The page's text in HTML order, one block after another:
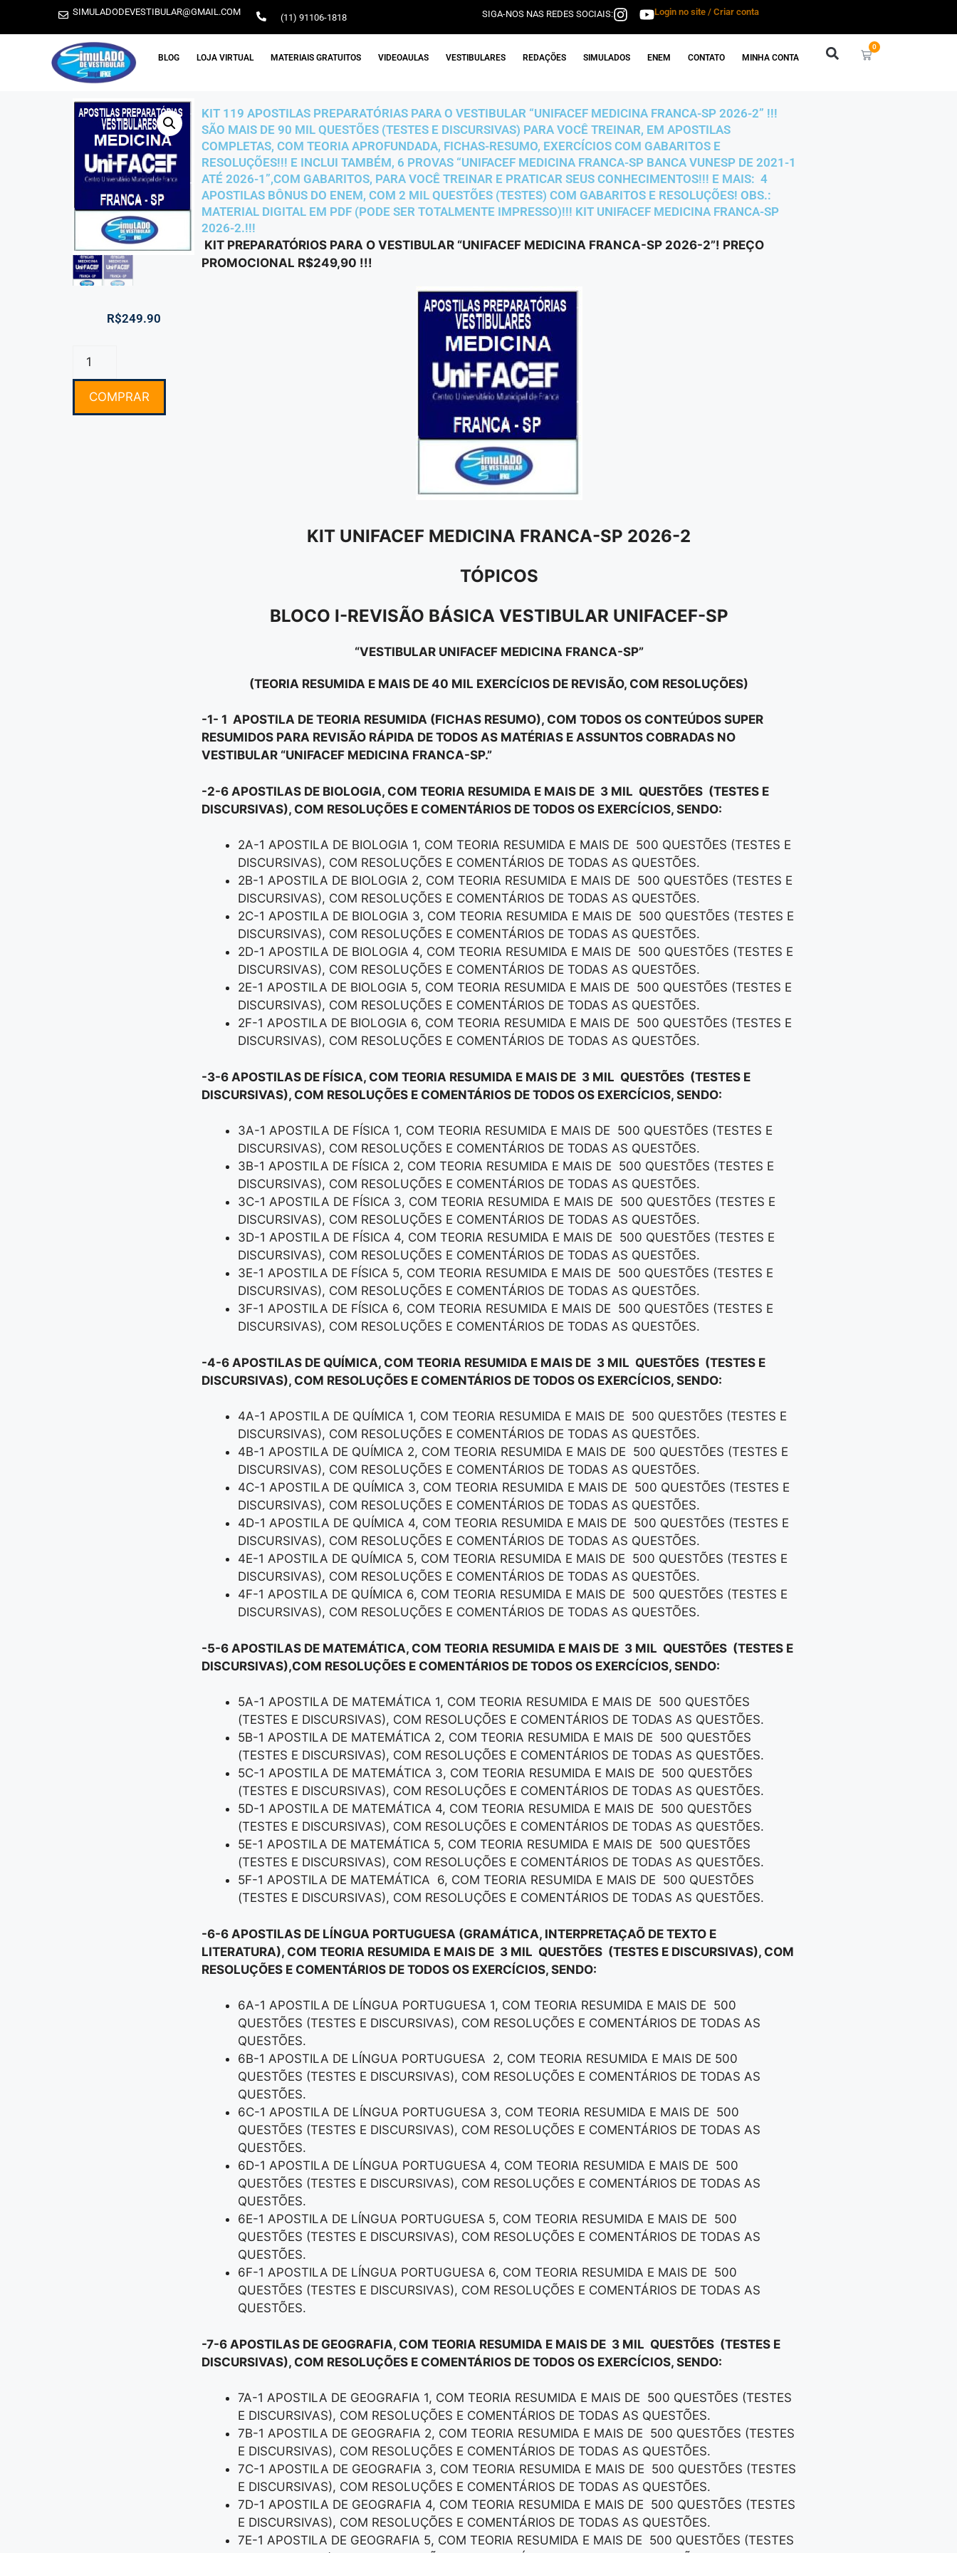
SIMULADODEVESTIBULAR@GMAIL.COM (11) 91106-1818 SIGA-NOS NAS REDES SOCIAIS: Login no site / Criar conta
BLOG LOJA VIRTUAL MATERIAIS GRATUITOS VIDEOAULAS VESTIBULARES REDAÇÕES SIMULADOS ENEM CONTATO MINHA CONTA
0
R$249.90
COMPRAR
KIT 119 APOSTILAS PREPARATÓRIAS PARA O VESTIBULAR “UNIFACEF MEDICINA FRANCA-SP 2026-2” !!!
SÃO MAIS DE 90 MIL QUESTÕES (TESTES E DISCURSIVAS) PARA VOCÊ TREINAR, EM APOSTILAS
COMPLETAS, COM TEORIA APROFUNDADA, FICHAS-RESUMO, EXERCÍCIOS COM GABARITOS E
RESOLUÇÕES!!! E INCLUI TAMBÉM, 6 PROVAS “UNIFACEF MEDICINA FRANCA-SP BANCA VUNESP DE 2021-1
ATÉ 2026-1”,COM GABARITOS, PARA VOCÊ TREINAR E PRATICAR SEUS CONHECIMENTOS!!! E MAIS: 4
APOSTILAS BÔNUS DO ENEM, COM 2 MIL QUESTÕES (TESTES) COM GABARITOS E RESOLUÇÕES! OBS.:
MATERIAL DIGITAL EM PDF (PODE SER TOTALMENTE IMPRESSO)!!! KIT UNIFACEF MEDICINA FRANCA-SP
2026-2.!!!
KIT PREPARATÓRIOS PARA O VESTIBULAR “UNIFACEF MEDICINA FRANCA-SP 2026-2”! PREÇO
PROMOCIONAL R$249,90 !!!
KIT UNIFACEF MEDICINA FRANCA-SP 2026-2
TÓPICOS
BLOCO I-REVISÃO BÁSICA VESTIBULAR UNIFACEF-SP
“VESTIBULAR UNIFACEF MEDICINA FRANCA-SP”
(TEORIA RESUMIDA E MAIS DE 40 MIL EXERCÍCIOS DE REVISÃO, COM RESOLUÇÕES)
-1- 1 APOSTILA DE TEORIA RESUMIDA (FICHAS RESUMO), COM TODOS OS CONTEÚDOS SUPER
RESUMIDOS PARA REVISÃO RÁPIDA DE TODOS AS MATÉRIAS E ASSUNTOS COBRADAS NO
VESTIBULAR “UNIFACEF MEDICINA FRANCA-SP.”
-2-6 APOSTILAS DE BIOLOGIA, COM TEORIA RESUMIDA E MAIS DE 3 MIL QUESTÕES (TESTES E
DISCURSIVAS), COM RESOLUÇÕES E COMENTÁRIOS DE TODOS OS EXERCÍCIOS, SENDO:
2A-1 APOSTILA DE BIOLOGIA 1, COM TEORIA RESUMIDA E MAIS DE 500 QUESTÕES (TESTES E
DISCURSIVAS), COM RESOLUÇÕES E COMENTÁRIOS DE TODAS AS QUESTÕES.
2B-1 APOSTILA DE BIOLOGIA 2, COM TEORIA RESUMIDA E MAIS DE 500 QUESTÕES (TESTES E
DISCURSIVAS), COM RESOLUÇÕES E COMENTÁRIOS DE TODAS AS QUESTÕES.
2C-1 APOSTILA DE BIOLOGIA 3, COM TEORIA RESUMIDA E MAIS DE 500 QUESTÕES (TESTES E
DISCURSIVAS), COM RESOLUÇÕES E COMENTÁRIOS DE TODAS AS QUESTÕES.
2D-1 APOSTILA DE BIOLOGIA 4, COM TEORIA RESUMIDA E MAIS DE 500 QUESTÕES (TESTES E
DISCURSIVAS), COM RESOLUÇÕES E COMENTÁRIOS DE TODAS AS QUESTÕES.
2E-1 APOSTILA DE BIOLOGIA 5, COM TEORIA RESUMIDA E MAIS DE 500 QUESTÕES (TESTES E
DISCURSIVAS), COM RESOLUÇÕES E COMENTÁRIOS DE TODAS AS QUESTÕES.
2F-1 APOSTILA DE BIOLOGIA 6, COM TEORIA RESUMIDA E MAIS DE 500 QUESTÕES (TESTES E
DISCURSIVAS), COM RESOLUÇÕES E COMENTÁRIOS DE TODAS AS QUESTÕES.
-3-6 APOSTILAS DE FÍSICA, COM TEORIA RESUMIDA E MAIS DE 3 MIL QUESTÕES (TESTES E
DISCURSIVAS), COM RESOLUÇÕES E COMENTÁRIOS DE TODOS OS EXERCÍCIOS, SENDO:
3A-1 APOSTILA DE FÍSICA 1, COM TEORIA RESUMIDA E MAIS DE 500 QUESTÕES (TESTES E
DISCURSIVAS), COM RESOLUÇÕES E COMENTÁRIOS DE TODAS AS QUESTÕES.
3B-1 APOSTILA DE FÍSICA 2, COM TEORIA RESUMIDA E MAIS DE 500 QUESTÕES (TESTES E
DISCURSIVAS), COM RESOLUÇÕES E COMENTÁRIOS DE TODAS AS QUESTÕES.
3C-1 APOSTILA DE FÍSICA 3, COM TEORIA RESUMIDA E MAIS DE 500 QUESTÕES (TESTES E
DISCURSIVAS), COM RESOLUÇÕES E COMENTÁRIOS DE TODAS AS QUESTÕES.
3D-1 APOSTILA DE FÍSICA 4, COM TEORIA RESUMIDA E MAIS DE 500 QUESTÕES (TESTES E
DISCURSIVAS), COM RESOLUÇÕES E COMENTÁRIOS DE TODAS AS QUESTÕES.
3E-1 APOSTILA DE FÍSICA 5, COM TEORIA RESUMIDA E MAIS DE 500 QUESTÕES (TESTES E
DISCURSIVAS), COM RESOLUÇÕES E COMENTÁRIOS DE TODAS AS QUESTÕES.
3F-1 APOSTILA DE FÍSICA 6, COM TEORIA RESUMIDA E MAIS DE 500 QUESTÕES (TESTES E
DISCURSIVAS), COM RESOLUÇÕES E COMENTÁRIOS DE TODAS AS QUESTÕES.
-4-6 APOSTILAS DE QUÍMICA, COM TEORIA RESUMIDA E MAIS DE 3 MIL QUESTÕES (TESTES E
DISCURSIVAS), COM RESOLUÇÕES E COMENTÁRIOS DE TODOS OS EXERCÍCIOS, SENDO:
4A-1 APOSTILA DE QUÍMICA 1, COM TEORIA RESUMIDA E MAIS DE 500 QUESTÕES (TESTES E
DISCURSIVAS), COM RESOLUÇÕES E COMENTÁRIOS DE TODAS AS QUESTÕES.
4B-1 APOSTILA DE QUÍMICA 2, COM TEORIA RESUMIDA E MAIS DE 500 QUESTÕES (TESTES E
DISCURSIVAS), COM RESOLUÇÕES E COMENTÁRIOS DE TODAS AS QUESTÕES.
4C-1 APOSTILA DE QUÍMICA 3, COM TEORIA RESUMIDA E MAIS DE 500 QUESTÕES (TESTES E
DISCURSIVAS), COM RESOLUÇÕES E COMENTÁRIOS DE TODAS AS QUESTÕES.
4D-1 APOSTILA DE QUÍMICA 4, COM TEORIA RESUMIDA E MAIS DE 500 QUESTÕES (TESTES E
DISCURSIVAS), COM RESOLUÇÕES E COMENTÁRIOS DE TODAS AS QUESTÕES.
4E-1 APOSTILA DE QUÍMICA 5, COM TEORIA RESUMIDA E MAIS DE 500 QUESTÕES (TESTES E
DISCURSIVAS), COM RESOLUÇÕES E COMENTÁRIOS DE TODAS AS QUESTÕES.
4F-1 APOSTILA DE QUÍMICA 6, COM TEORIA RESUMIDA E MAIS DE 500 QUESTÕES (TESTES E
DISCURSIVAS), COM RESOLUÇÕES E COMENTÁRIOS DE TODAS AS QUESTÕES.
-5-6 APOSTILAS DE MATEMÁTICA, COM TEORIA RESUMIDA E MAIS DE 3 MIL QUESTÕES (TESTES E
DISCURSIVAS),COM RESOLUÇÕES E COMENTÁRIOS DE TODOS OS EXERCÍCIOS, SENDO:
5A-1 APOSTILA DE MATEMÁTICA 1, COM TEORIA RESUMIDA E MAIS DE 500 QUESTÕES
(TESTES E DISCURSIVAS), COM RESOLUÇÕES E COMENTÁRIOS DE TODAS AS QUESTÕES.
5B-1 APOSTILA DE MATEMÁTICA 2, COM TEORIA RESUMIDA E MAIS DE 500 QUESTÕES
(TESTES E DISCURSIVAS), COM RESOLUÇÕES E COMENTÁRIOS DE TODAS AS QUESTÕES.
5C-1 APOSTILA DE MATEMÁTICA 3, COM TEORIA RESUMIDA E MAIS DE 500 QUESTÕES
(TESTES E DISCURSIVAS), COM RESOLUÇÕES E COMENTÁRIOS DE TODAS AS QUESTÕES.
5D-1 APOSTILA DE MATEMÁTICA 4, COM TEORIA RESUMIDA E MAIS DE 500 QUESTÕES
(TESTES E DISCURSIVAS), COM RESOLUÇÕES E COMENTÁRIOS DE TODAS AS QUESTÕES.
5E-1 APOSTILA DE MATEMÁTICA 5, COM TEORIA RESUMIDA E MAIS DE 500 QUESTÕES
(TESTES E DISCURSIVAS), COM RESOLUÇÕES E COMENTÁRIOS DE TODAS AS QUESTÕES.
5F-1 APOSTILA DE MATEMÁTICA 6, COM TEORIA RESUMIDA E MAIS DE 500 QUESTÕES
(TESTES E DISCURSIVAS), COM RESOLUÇÕES E COMENTÁRIOS DE TODAS AS QUESTÕES.
-6-6 APOSTILAS DE LÍNGUA PORTUGUESA (GRAMÁTICA, INTERPRETAÇAÕ DE TEXTO E
LITERATURA), COM TEORIA RESUMIDA E MAIS DE 3 MIL QUESTÕES (TESTES E DISCURSIVAS), COM
RESOLUÇÕES E COMENTÁRIOS DE TODOS OS EXERCÍCIOS, SENDO:
6A-1 APOSTILA DE LÍNGUA PORTUGUESA 1, COM TEORIA RESUMIDA E MAIS DE 500
QUESTÕES (TESTES E DISCURSIVAS), COM RESOLUÇÕES E COMENTÁRIOS DE TODAS AS
QUESTÕES.
6B-1 APOSTILA DE LÍNGUA PORTUGUESA 2, COM TEORIA RESUMIDA E MAIS DE 500
QUESTÕES (TESTES E DISCURSIVAS), COM RESOLUÇÕES E COMENTÁRIOS DE TODAS AS
QUESTÕES.
6C-1 APOSTILA DE LÍNGUA PORTUGUESA 3, COM TEORIA RESUMIDA E MAIS DE 500
QUESTÕES (TESTES E DISCURSIVAS), COM RESOLUÇÕES E COMENTÁRIOS DE TODAS AS
QUESTÕES.
6D-1 APOSTILA DE LÍNGUA PORTUGUESA 4, COM TEORIA RESUMIDA E MAIS DE 500
QUESTÕES (TESTES E DISCURSIVAS), COM RESOLUÇÕES E COMENTÁRIOS DE TODAS AS
QUESTÕES.
6E-1 APOSTILA DE LÍNGUA PORTUGUESA 5, COM TEORIA RESUMIDA E MAIS DE 500
QUESTÕES (TESTES E DISCURSIVAS), COM RESOLUÇÕES E COMENTÁRIOS DE TODAS AS
QUESTÕES.
6F-1 APOSTILA DE LÍNGUA PORTUGUESA 6, COM TEORIA RESUMIDA E MAIS DE 500
QUESTÕES (TESTES E DISCURSIVAS), COM RESOLUÇÕES E COMENTÁRIOS DE TODAS AS
QUESTÕES.
-7-6 APOSTILAS DE GEOGRAFIA, COM TEORIA RESUMIDA E MAIS DE 3 MIL QUESTÕES (TESTES E
DISCURSIVAS), COM RESOLUÇÕES E COMENTÁRIOS DE TODOS OS EXERCÍCIOS, SENDO:
7A-1 APOSTILA DE GEOGRAFIA 1, COM TEORIA RESUMIDA E MAIS DE 500 QUESTÕES (TESTES
E DISCURSIVAS), COM RESOLUÇÕES E COMENTÁRIOS DE TODAS AS QUESTÕES.
7B-1 APOSTILA DE GEOGRAFIA 2, COM TEORIA RESUMIDA E MAIS DE 500 QUESTÕES (TESTES
E DISCURSIVAS), COM RESOLUÇÕES E COMENTÁRIOS DE TODAS AS QUESTÕES.
7C-1 APOSTILA DE GEOGRAFIA 3, COM TEORIA RESUMIDA E MAIS DE 500 QUESTÕES (TESTES
E DISCURSIVAS), COM RESOLUÇÕES E COMENTÁRIOS DE TODAS AS QUESTÕES.
7D-1 APOSTILA DE GEOGRAFIA 4, COM TEORIA RESUMIDA E MAIS DE 500 QUESTÕES (TESTES
E DISCURSIVAS), COM RESOLUÇÕES E COMENTÁRIOS DE TODAS AS QUESTÕES.
7E-1 APOSTILA DE GEOGRAFIA 5, COM TEORIA RESUMIDA E MAIS DE 500 QUESTÕES (TESTES